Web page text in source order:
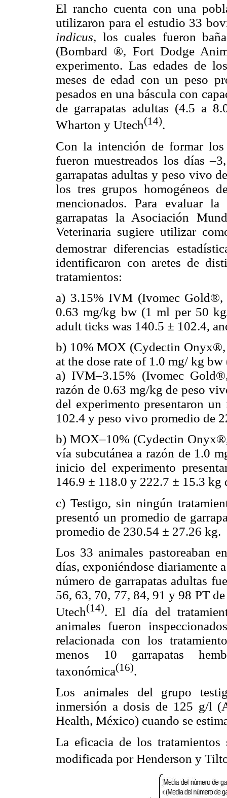
El rancho cuenta con una
utilizaron para el estudio 33
indicus, los cuales fueron
(Bombard ®, Fort Dodge
experimento. Las edades de
meses de edad con un peso
pesados en una báscula con
de garrapatas adultas (4.5 a
Wharton y Utech(14).
Con la intención de formar
fueron muestreados los días
garrapatas adultas y peso vivo
los tres grupos homogéneos
mencionados. Para evaluar
garrapatas la Asociación
Veterinaria sugiere utilizar
demostrar diferencias
identificaron con aretes de
tratamientos:
a) 3.15% IVM (Ivomec Gold®,
0.63 mg/kg bw (1 ml per 50
adult ticks was 140.5 ± 102.4,
b) 10% MOX (Cydectin
at the dose rate of 1.0 mg/ kg
a) IVM–3.15% (Ivomec
razón de 0.63 mg/kg de peso
del experimento presentaron
102.4 y peso vivo promedio de
b) MOX–10% (Cydectin
vía subcutánea a razón de 1.0
inicio del experimento
146.9 ± 118.0 y 222.7 ± 15.3 kg
c) Testigo, sin ningún
presentó un promedio de
promedio de 230.54 ± 27.26 kg.
Los 33 animales pastoreaban
días, exponiéndose diariamente
número de garrapatas adultas
56, 63, 70, 77, 84, 91 y 98 PT
Utech(14). El día del
animales fueron
relacionada con los
menos 10 garrapatas
taxonómica(16).
Los animales del grupo
inmersión a dosis de 125 g/l
Health, México) cuando se
La eficacia de los
modificada por Henderson y